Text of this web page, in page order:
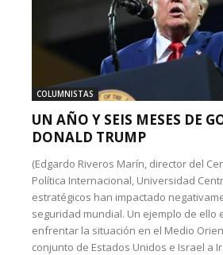
COLUMNISTAS
UN AÑO Y SEIS MESES DE
DONALD TRUMP
(Edgardo Riveros Marín, director del
Política Internacional, Universidad
estratégicos han impactado
seguridad mundial. Un ejemplo de ello
enfrentar la situación en el Medio
conjunto de Estados Unidos e Israel a